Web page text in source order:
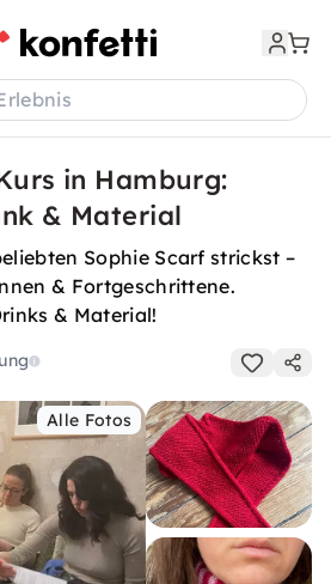
in Hamburg:
& Material
Sophie Scarf strickst –
& Fortgeschrittene.
& Material!
Alle Fotos